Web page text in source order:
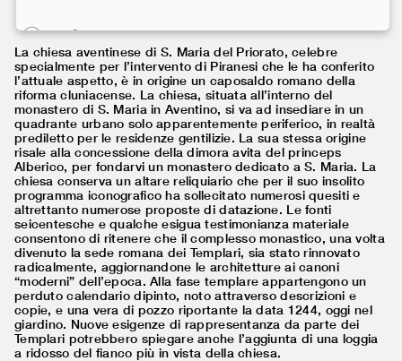
La chiesa aventinese di S. Maria del Priorato, celebre
specialmente per l’intervento di Piranesi che le ha conferito
l’attuale aspetto, è in origine un caposaldo romano della
riforma cluniacense. La chiesa, situata all’interno del
monastero di S. Maria in Aventino, si va ad insediare in un
quadrante urbano solo apparentemente periferico, in realtà
prediletto per le residenze gentilizie. La sua stessa origine
risale alla concessione della dimora avita del princeps
Alberico, per fondarvi un monastero dedicato a S. Maria. La
chiesa conserva un altare reliquiario che per il suo insolito
programma iconografico ha sollecitato numerosi quesiti e
altrettanto numerose proposte di datazione. Le fonti
seicentesche e qualche esigua testimonianza materiale
consentono di ritenere che il complesso monastico, una volta
divenuto la sede romana dei Templari, sia stato rinnovato
radicalmente, aggiornandone le architetture ai canoni
“moderni” dell’epoca. Alla fase templare appartengono un
perduto calendario dipinto, noto attraverso descrizioni e
copie, e una vera di pozzo riportante la data 1244, oggi nel
giardino. Nuove esigenze di rappresentanza da parte dei
Templari potrebbero spiegare anche l’aggiunta di una loggia
a ridosso del fianco più in vista della chiesa.